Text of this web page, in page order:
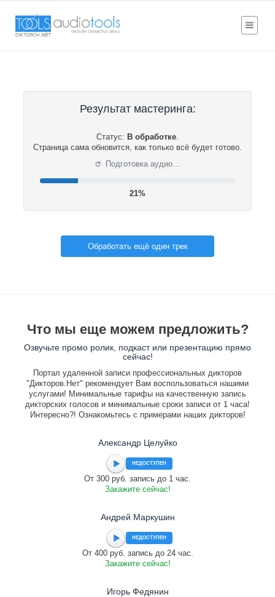
Результат мастеринга:
Статус: В обработке.
Страница сама обновится, как только всё будет готово.
⟳ Подготовка аудио…
21%
Обработать ещё один трек
Что мы еще можем предложить?
Озвучьте промо ролик, подкаст или презентацию прямо
сейчас!
Портал удаленной записи профессиональных дикторов
"Дикторов.Нет" рекомендует Вам воспользоваться нашими
услугами! Минимальные тарифы на качественную запись
дикторских голосов и минимальные сроки записи от 1 часа!
Интересно?! Ознакомьтесь с примерами наших дикторов!
Александр Целуйко
НЕДОСТУПЕН
От 300 руб. запись до 1 час.
Закажите сейчас!
Андрей Маркушин
НЕДОСТУПЕН
От 400 руб. запись до 24 час.
Закажите сейчас!
Игорь Федянин